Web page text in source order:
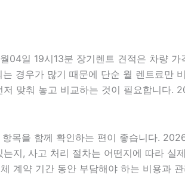
일 19시13분 장기렌트 견적은 차량 가
경우가 많기 때문에 단순 월 렌트료만
맞춰 놓고 비교하는 것이 필요합니다.
목을 함께 확인하는 편이 좋습니다.
지, 사고 처리 절차는 어떤지에 따라 실
계약 기간 동안 부담해야 하는 비용과